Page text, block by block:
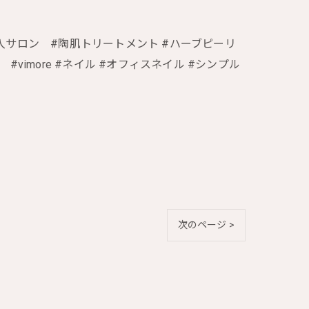
ロン #陶肌トリートメント #ハーブピーリ
#ネイル #オフィスネイル #シンプル
次のページ >